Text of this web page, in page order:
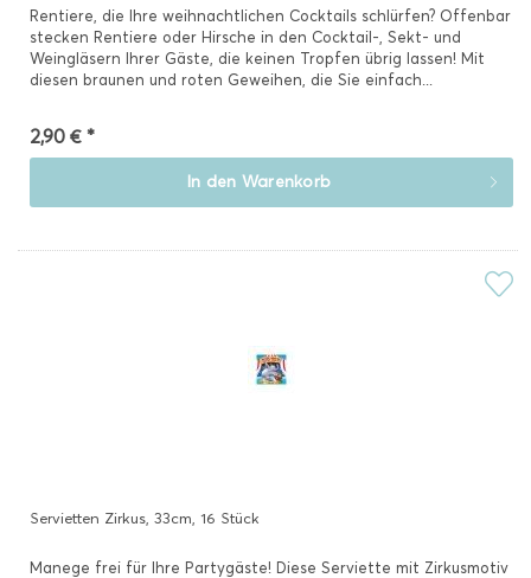
Rentiere, die Ihre weihnachtlichen Cocktails schlürfen? Offenbar
stecken Rentiere oder Hirsche in den Cocktail-, Sekt- und
Weingläsern Ihrer Gäste, die keinen Tropfen übrig lassen! Mit
diesen braunen und roten Geweihen, die Sie einfach...
2,90 € *
In den Warenkorb
Servietten Zirkus, 33cm, 16 Stück
Manege frei für Ihre Partygäste! Diese Serviette mit Zirkusmotiv